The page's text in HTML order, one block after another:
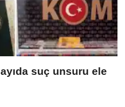
suç unsuru ele